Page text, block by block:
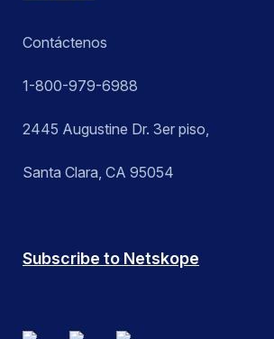
Contáctenos
1-800-979-6988
2445 Augustine Dr. 3er piso,
Santa Clara, CA 95054
Subscribe to Netskope